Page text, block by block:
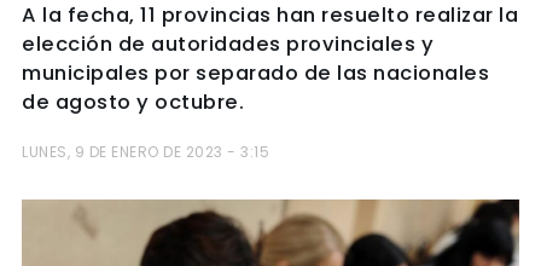
A la fecha, 11 provincias han resuelto realizar la
elección de autoridades provinciales y
municipales por separado de las nacionales
de agosto y octubre.
LUNES, 9 DE ENERO DE 2023 - 3:15